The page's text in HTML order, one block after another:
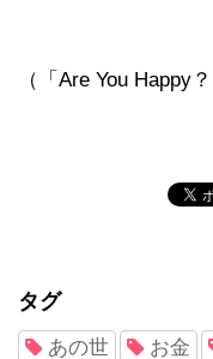
（「Are You Happy
タグ
あの世 お金